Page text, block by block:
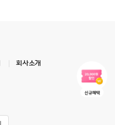
회사소개